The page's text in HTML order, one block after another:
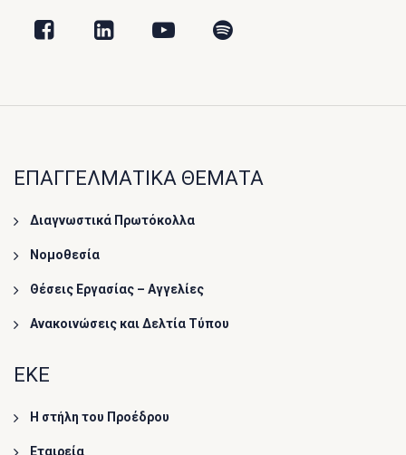
ΕΠΑΓΓΕΛΜΑΤΙΚΑ ΘΕΜΑΤΑ
Διαγνωστικά Πρωτόκολλα
Νομοθεσία
Θέσεις Εργασίας – Αγγελίες
Ανακοινώσεις και Δελτία Τύπου
ΕΚΕ
Η στήλη του Προέδρου
Εταιρεία